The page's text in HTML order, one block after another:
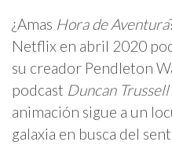
¿Amas Hora de Aventura
Netflix en abril 2020
su creador Pendleton
podcast Duncan
animación sigue a un
galaxia en busca del